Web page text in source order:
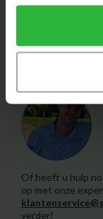
Hosel
Of heeft u hulp
op met onze
verder!